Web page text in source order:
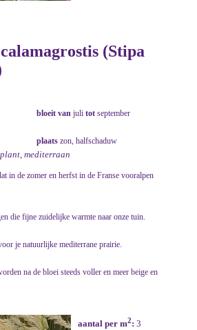
(Stipa
bloeit van juli tot september
plaats zon, halfschaduw
mediterraan
in de zomer en herfst in de Franse vooralpen
die fijne zuidelijke warmte naar onze tuin.
je natuurlijke mediterrane prairie.
na de bloei steeds voller en meer beige en
aantal per m2: 3